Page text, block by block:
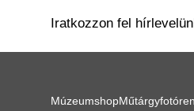
Iratkozzon fel
Múzeumshop